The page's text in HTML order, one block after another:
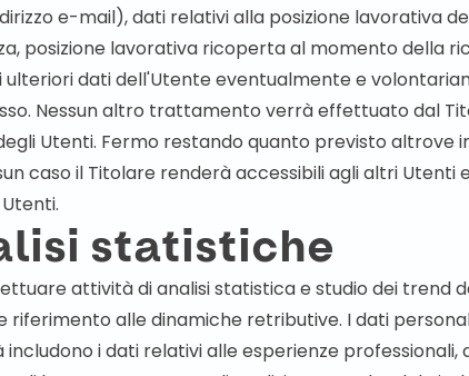
e-mail), dati relativi alla posizione lavorativa
posizione lavorativa ricoperta al momento della
ulteriori dati dell'Utente eventualmente e
Nessun altro trattamento verrà effettuato dal
Utenti. Fermo restando quanto previsto altrove
caso il Titolare renderà accessibili agli altri Utenti
statistiche
attività di analisi statistica e studio dei trend
riferimento alle dinamiche retributive. I dati
i dati relativi alle esperienze professionali,